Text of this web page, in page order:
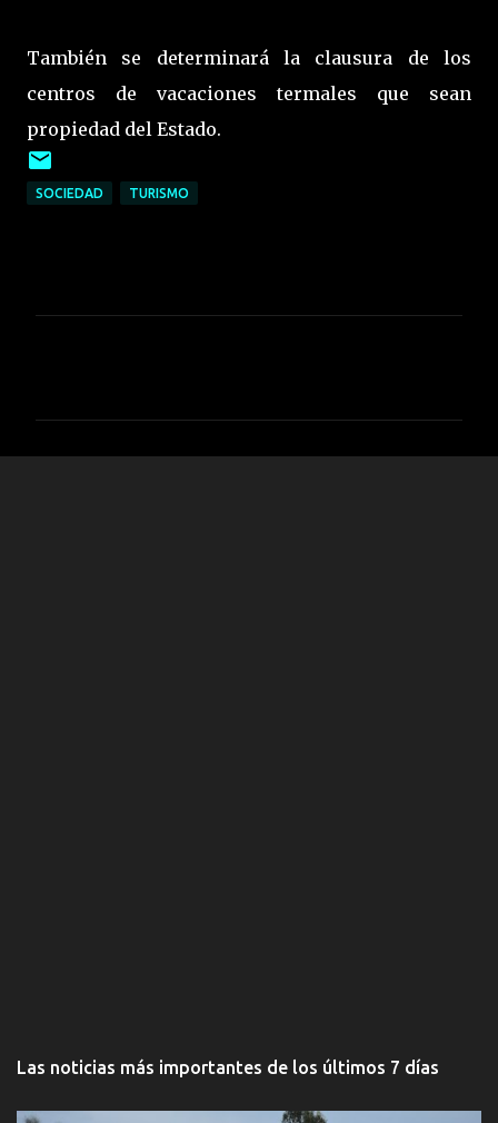
También se determinará la clausura de los
centros de vacaciones termales que sean
propiedad del Estado.
SOCIEDAD TURISMO
Las noticias más importantes de los últimos 7 días